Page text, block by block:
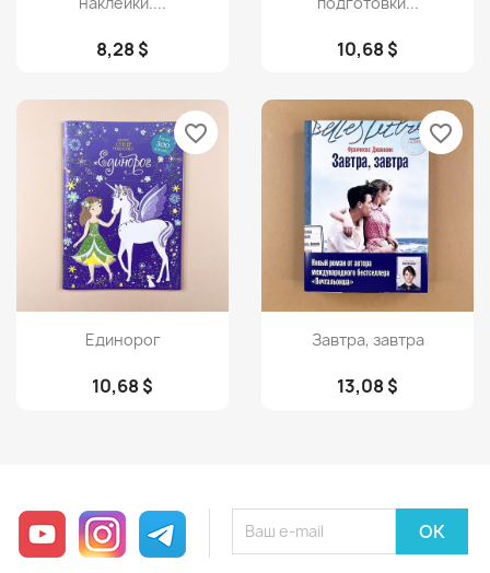
8,28 $ 10,68 $
Просмотр
Единорог
10,68 $
favorite_border
Просмотр
Завтра, завтра
13,08 $
favorite_border
YouTube InstagramTelegram